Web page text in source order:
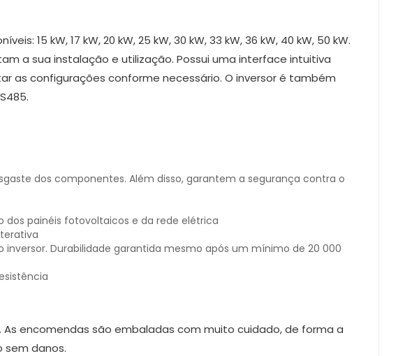
15 kW, 17 kW, 20 kW, 25 kW, 30 kW, 33 kW, 36 kW, 40 kW, 50 kW.
a sua instalação e utilização. Possui uma interface intuitiva
as configurações conforme necessário. O inversor é também
dos componentes. Além disso, garantem a segurança contra o
painéis fotovoltaicos e da rede elétrica
Durabilidade garantida mesmo após um mínimo de 20 000
encomendas são embaladas com muito cuidado, de forma a
sem danos.